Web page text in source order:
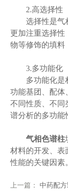
2.高选择性
选择性是气相
更加注重选择性
物等修饰的填料
3.多功能化
多功能化是材
功能基团、配体
不同性质、不同
谱分析的多功能
气相色谱柱
材料的开发、表
性能的关键因素
上一篇：中药配